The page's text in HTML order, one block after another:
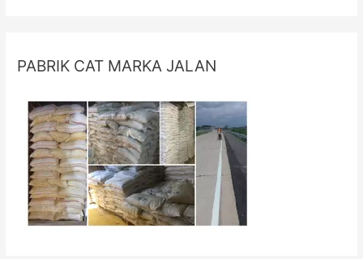
PABRIK CAT MARKA JALAN